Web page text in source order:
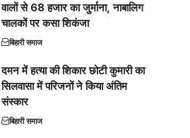
वालों से 68 हजार का जुर्माना, नाबालिग
चालकों पर कसा शिकंजा
बिहारी समाज
दमन में हत्या की शिकार छोटी कुमारी का
सिलवासा में परिजनों ने किया अंतिम
संस्कार
बिहारी समाज